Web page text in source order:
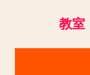
教室